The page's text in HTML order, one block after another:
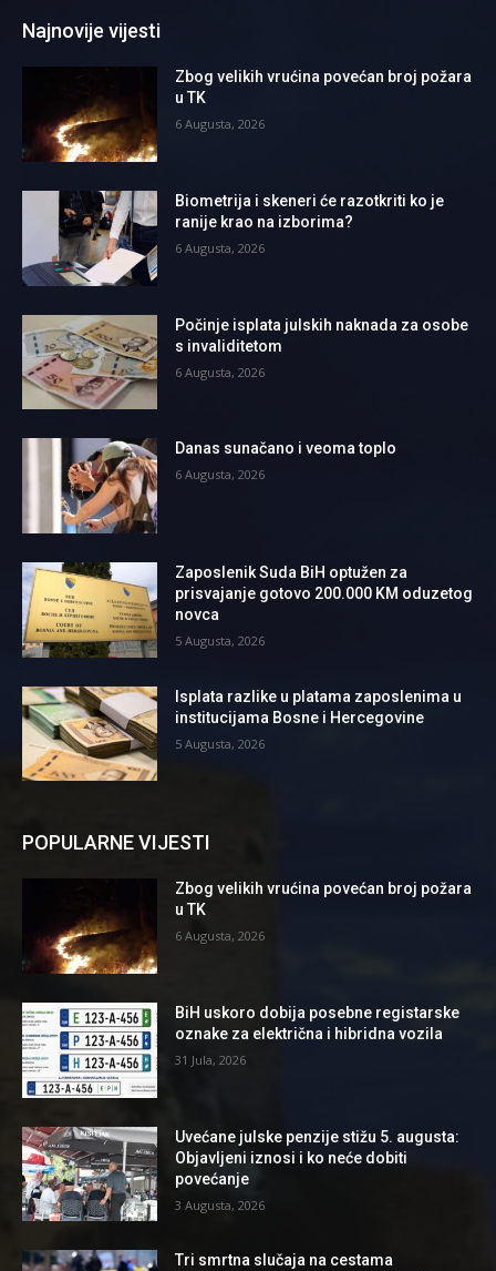
Najnovije vijesti
Zbog velikih vrućina povećan broj požara
u TK
6 Augusta, 2026
Biometrija i skeneri će razotkriti ko je
ranije krao na izborima?
6 Augusta, 2026
Počinje isplata julskih naknada za osobe
s invaliditetom
6 Augusta, 2026
Danas sunačano i veoma toplo
6 Augusta, 2026
Zaposlenik Suda BiH optužen za
prisvajanje gotovo 200.000 KM oduzetog
novca
5 Augusta, 2026
Isplata razlike u platama zaposlenima u
institucijama Bosne i Hercegovine
5 Augusta, 2026
POPULARNE VIJESTI
Zbog velikih vrućina povećan broj požara
u TK
6 Augusta, 2026
BiH uskoro dobija posebne registarske
oznake za električna i hibridna vozila
31 Jula, 2026
Uvećane julske penzije stižu 5. augusta:
Objavljeni iznosi i ko neće dobiti
povećanje
3 Augusta, 2026
Tri smrtna slučaja na cestama